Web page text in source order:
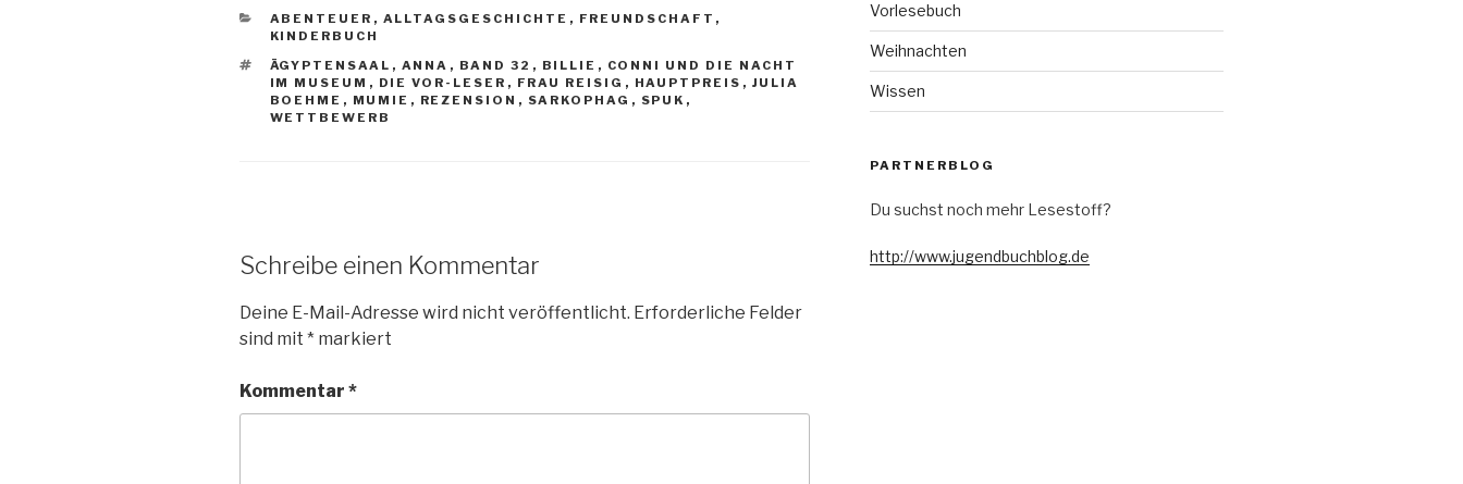
KATEGORIEN
ABENTEUER , ALLTAGSGESCHICHTE , FREUNDSCHAFT ,
KINDERBUCH
SCHLAGWÖRTER
ÄGYPTENSAAL , ANNA , BAND 32 , BILLIE , CONNI UND DIE NACHT
IM MUSEUM , DIE VOR-LESER , FRAU REISIG , HAUPTPREIS , JULIA
BOEHME , MUMIE , REZENSION , SARKOPHAG , SPUK ,
WETTBEWERB
Schreibe einen Kommentar
Deine E-Mail-Adresse wird nicht veröffentlicht. Erforderliche Felder
sind mit * markiert
Kommentar *
Vorlesebuch
Weihnachten
Wissen
PARTNERBLOG
Du suchst noch mehr Lesestoff?
http://www.jugendbuchblog.de